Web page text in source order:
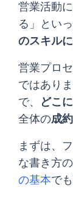
営業活動
る」とい
のスキル
営業プロ
ではあり
で、
どこ
全体の成
まずは、
な書き方
の基本で